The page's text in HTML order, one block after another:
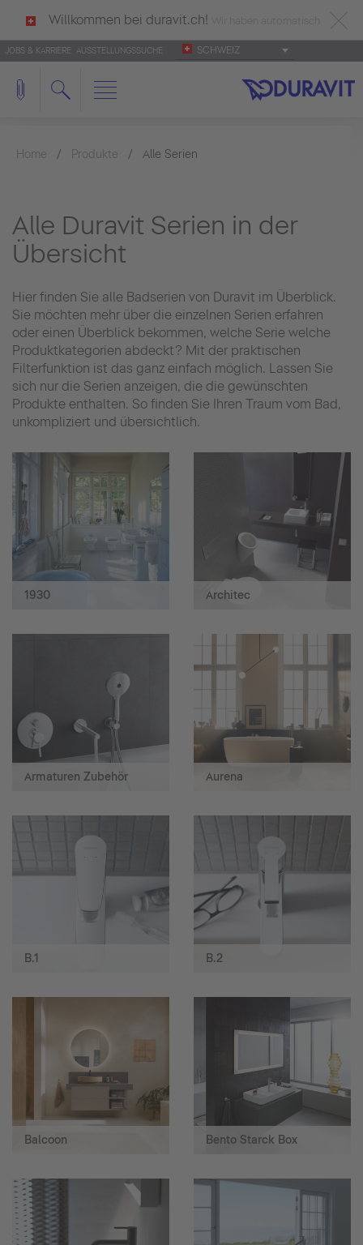
Willkommen bei duravit.ch!
deutsch als Ihre Sprache erkannt.
Français Italiano
JOBS & KARRIERE AUSSTELLUNGSSUCHE SCHWEIZ
Home Produkte Alle Serien
Alle Duravit Serien in der
Übersicht
Hier finden Sie alle Badserien von Duravit im Überblick.
Sie möchten mehr über die einzelnen Serien erfahren
oder einen Überblick bekommen, welche Serie welche
Produktkategorien abdeckt? Mit der praktischen
Filterfunktion ist das ganz einfach möglich. Lassen Sie
sich nur die Serien anzeigen, die die gewünschten
Produkte enthalten. So finden Sie Ihren Traum vom Bad,
unkompliziert und übersichtlich.
1930 Architec
Armaturen Zubehör Aurena
B.1 B.2
Balcoon Bento Starck Box